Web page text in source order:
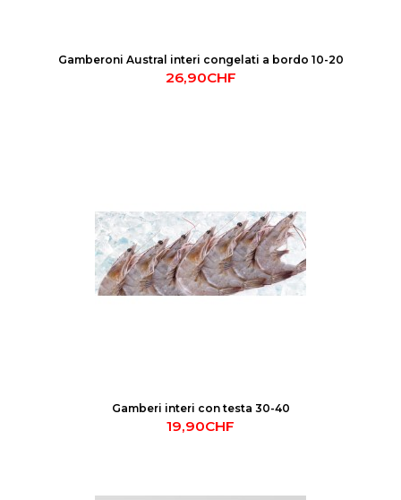
Gamberoni Austral interi congelati a bordo 10-20
26,90CHF
Gamberi interi con testa 30-40
19,90CHF